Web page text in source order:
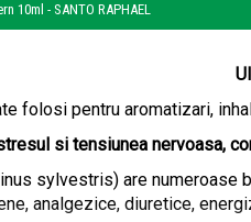
10ml - SANTO RAPHAEL
folosi pentru aromatizari,
si tensiunea nervoasa,
sylvestris) are numeroase
analgezice, diuretice,